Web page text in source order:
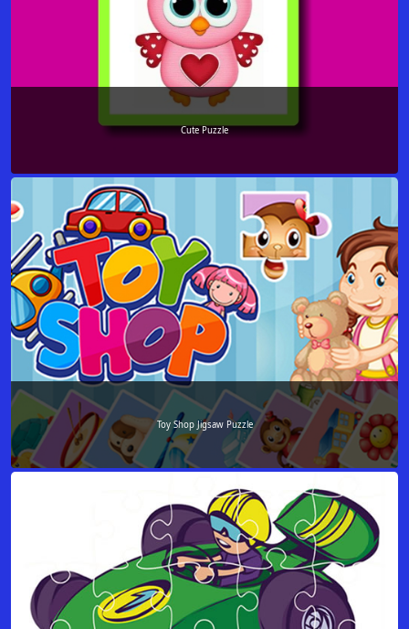
Cute Puzzle
Toy Shop Jigsaw Puzzle